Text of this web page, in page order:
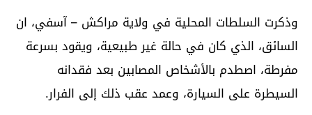
وذكرت السلطات المحلية في ولاية مراكش – آسفي، ان
السائق، الذي كان في حالة غير طبيعية، ويقود بسرعة
مفرطة، اصطدم بالأشخاص المصابين بعد فقدانه
السيطرة على السيارة، وعمد عقب ذلك إلى الفرار.